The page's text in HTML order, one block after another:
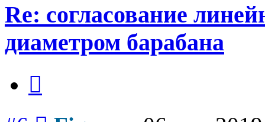
Re: согласование
диаметром барабана